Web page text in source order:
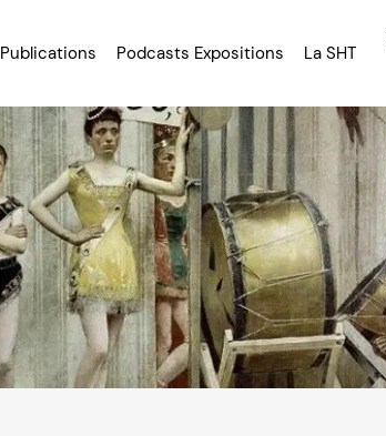
Publications Podcasts Expositions La SHT